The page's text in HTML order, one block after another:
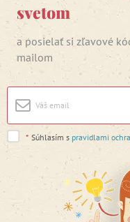
svetom
a posielať si zľavové
mailom
* Súhlasím s pravidlami